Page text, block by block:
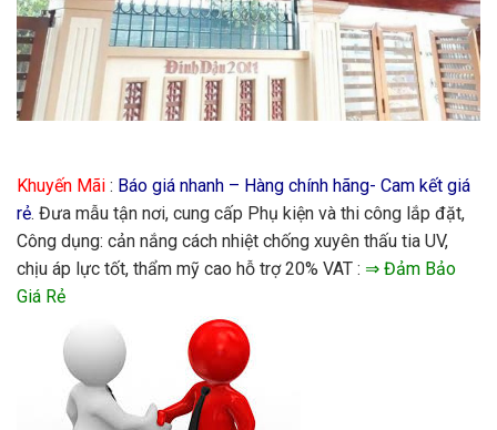
Khuyến Mãi : Báo giá nhanh – Hàng chính hãng- Cam kết giá
rẻ. Đưa mẫu tận nơi, cung cấp Phụ kiện và thi công lắp đặt,
Công dụng: cản nắng cách nhiệt chống xuyên thấu tia UV,
chịu áp lực tốt, thẩm mỹ cao hỗ trợ 20% VAT : ⇒ Đảm Bảo
Giá Rẻ